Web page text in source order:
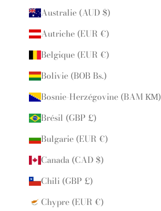
Australie (AUD $)
Autriche (EUR €)
Belgique (EUR €)
Bolivie (BOB Bs.)
Bosnie-Herzégovine (BAM КМ)
Brésil (GBP £)
Bulgarie (EUR €)
Canada (CAD $)
Chili (GBP £)
Chypre (EUR €)